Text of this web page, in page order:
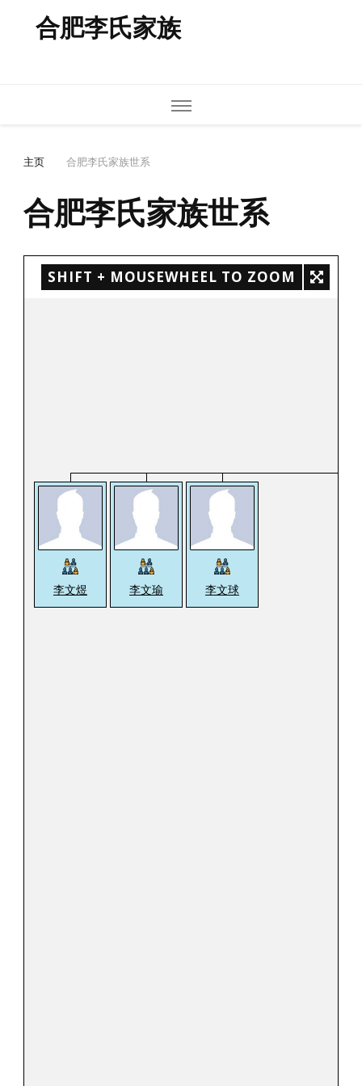
合肥李氏家族
主页 合肥李氏家族世系
合肥李氏家族世系
SHIFT + MOUSEWHEEL TO ZOOM
李文煜 李文瑜 李文球